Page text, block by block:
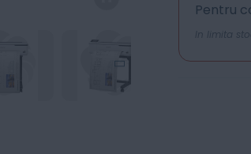
Pentru
In limita